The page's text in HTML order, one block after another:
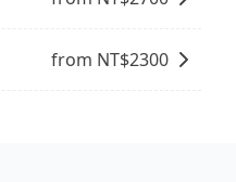
from NT$2300